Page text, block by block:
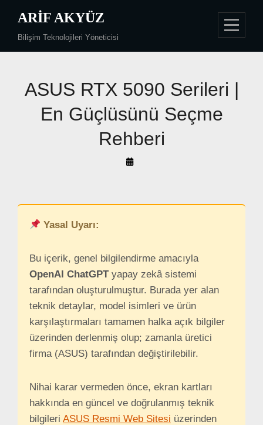
content
ARIF AKYÜZ
Bilişim Teknolojileri Yöneticisi
ASUS RTX 5090 Serileri |
En Güçlüsünü Seçme
Rehberi
By
Yasal Uyarı:
Bu içerik, genel bilgilendirme amacıyla
OpenAI ChatGPTyapay zekâ sistemi
tarafından oluşturulmuştur. Burada yer alan
teknik detaylar, model isimleri ve ürün
karşılaştırmaları tamamen halka açık bilgiler
üzerinden derlenmiş olup; zamanla üretici
firma (ASUS) tarafından değiştirilebilir.
Nihai karar vermeden önce, ekran kartları
hakkında en güncel ve doğrulanmış teknik
bilgileri ASUS Resmi Web Sitesi üzerinden
Yazı